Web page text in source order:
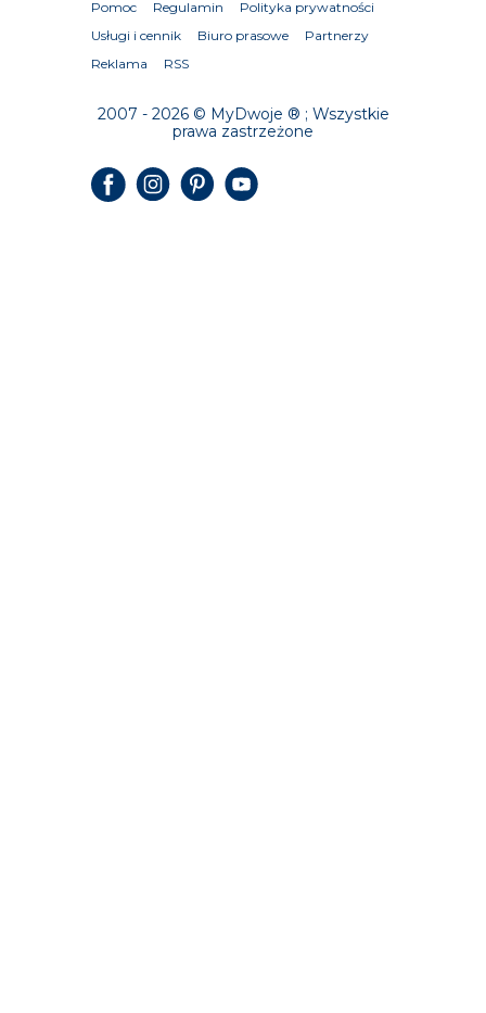
Pomoc Regulamin
Polityka prywatności
Usługi i cennik
Biuro prasowe
Partnerzy
Reklama
RSS
2007 - 2026 © MyDwoje ® ; Wszystkie
prawa zastrzeżone